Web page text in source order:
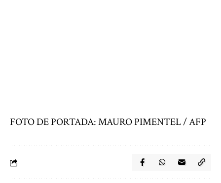
FOTO DE PORTADA: MAURO PIMENTEL / AFP